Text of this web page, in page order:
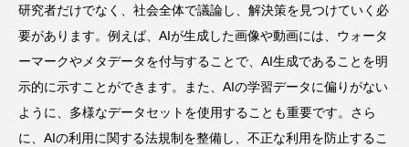
研究者だけでなく、社会全体で議論し、解決策を見つけていく必
要があります。例えば、AIが生成した画像や動画には、ウォータ
ーマークやメタデータを付与することで、AI生成であることを明
示的に示すことができます。また、AIの学習データに偏りがない
ように、多様なデータセットを使用することも重要です。さら
に、AIの利用に関する法規制を整備し、不正な利用を防止するこ